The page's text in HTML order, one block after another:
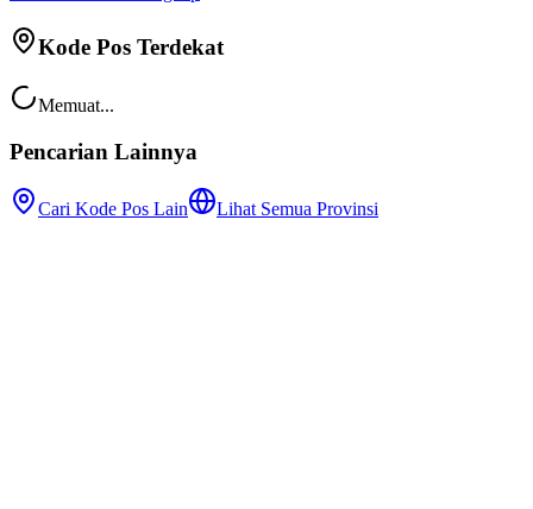
Kode Pos Terdekat
Memuat...
Pencarian Lainnya
Cari Kode Pos Lain Lihat Semua Provinsi